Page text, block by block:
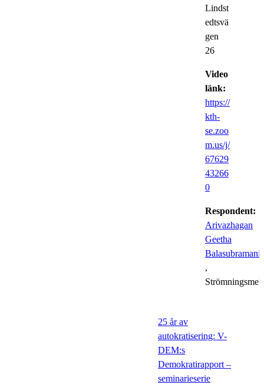
Lindst
edtsvä
gen
26
Video
länk:
https://
kth-
se.zoo
m.us/j/
67629
43266
0
Respondent:
Arivazhagan
Geetha
,
25 år av
autokratisering: V-
DEM:s
Demokratirapport –
seminarieserie